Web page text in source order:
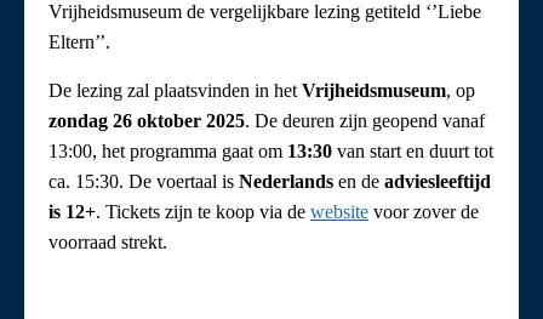
Vrijheidsmuseum de vergelijkbare lezing getiteld ‘’Liebe
Eltern’’.
De lezing zal plaatsvinden in het Vrijheidsmuseum, op
zondag 26 oktober 2025. De deuren zijn geopend vanaf
13:00, het programma gaat om 13:30 van start en duurt tot
ca. 15:30. De voertaal is Nederlands en de adviesleeftijd
is 12+. Tickets zijn te koop via de website voor zover de
voorraad strekt.